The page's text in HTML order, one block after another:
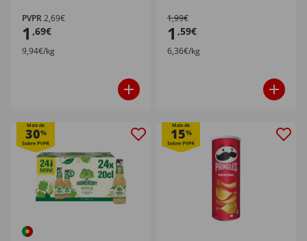
PVPR2,69€
1 ,69€
9,94€/kg
1,99€
1 ,59€
6,36€/kg
Mais de
30%
Mais de
15%